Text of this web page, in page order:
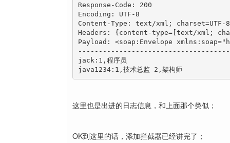
Response-Code: 200
Encoding: UTF-8
Content-Type: text/xml; charset=UTF-8
Headers: {content-type=[text/xml;
Payload: <soap:Envelope
jack:1,程序员
java1234:1,技术总监 2,架构师
这里也是出进的日志信息，和上面那个类似；
OK到这里的话，添加拦截器已经讲完了；